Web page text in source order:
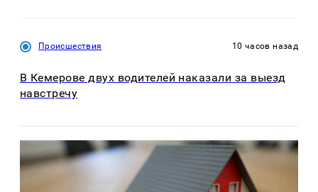
Происшествия 10 часов назад
В Кемерове двух водителей наказали за выезд
навстречу